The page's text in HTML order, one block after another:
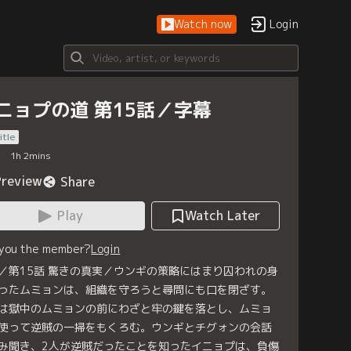
Watch now Login
ョプの道 第15話／字幕
1h 2mins
Share
Play
Watch Later
the member?Login
第15話 驚きの真実／ウンギの策略にはまり囚われの身
たムミョンは、組織を守ろうと尋問にも口を閉ざす。
獄中のムミョンの前にわざと牢の鍵を落とし、ムミョ
って逆賊の一掃をもくろむ。ウンギとチグォンの会話
聞き、2人が逆賊だったことを知ったイニョプは、負傷